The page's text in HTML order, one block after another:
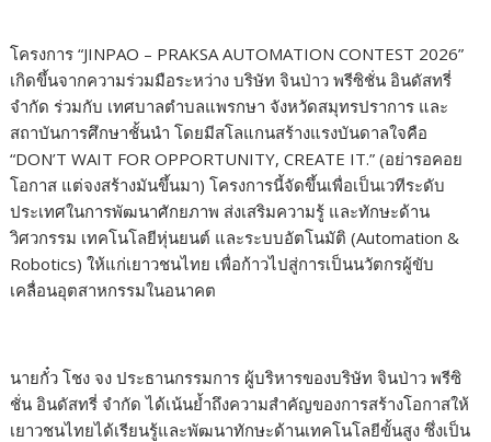
โครงการ “JINPAO – PRAKSA AUTOMATION CONTEST 2026”
เกิดขึ้นจากความร่วมมือระหว่าง บริษัท จินป่าว พรีซิชั่น อินดัสทรี่
จำกัด ร่วมกับ เทศบาลตำบลแพรกษา จังหวัดสมุทรปราการ และ
สถาบันการศึกษาชั้นนำ โดยมีสโลแกนสร้างแรงบันดาลใจคือ
“DON’T WAIT FOR OPPORTUNITY, CREATE IT.” (อย่ารอคอย
โอกาส แต่จงสร้างมันขึ้นมา) โครงการนี้จัดขึ้นเพื่อเป็นเวทีระดับ
ประเทศในการพัฒนาศักยภาพ ส่งเสริมความรู้ และทักษะด้าน
วิศวกรรม เทคโนโลยีหุ่นยนต์ และระบบอัตโนมัติ (Automation &
Robotics) ให้แก่เยาวชนไทย เพื่อก้าวไปสู่การเป็นนวัตกรผู้ขับ
เคลื่อนอุตสาหกรรมในอนาคต
นายกั๋ว โชง จง ประธานกรรมการ ผู้บริหารของบริษัท จินป่าว พรีซิ
ชั่น อินดัสทรี่ จำกัด ได้เน้นย้ำถึงความสำคัญของการสร้างโอกาสให้
เยาวชนไทยได้เรียนรู้และพัฒนาทักษะด้านเทคโนโลยีขั้นสูง ซึ่งเป็น